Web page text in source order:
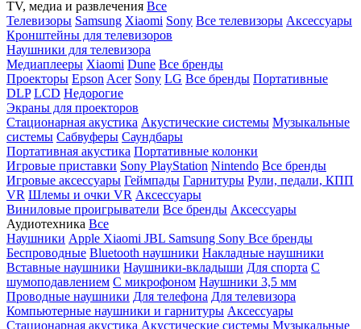
TV, медиа и развлечения Все
Телевизоры Samsung Xiaomi Sony Все телевизоры Аксессуары
Кронштейны для телевизоров
Наушники для телевизора
Медиаплееры Xiaomi Dune Все бренды
Проекторы Epson Acer Sony LG Все бренды Портативные
DLP LCD Недорогие
Экраны для проекторов
Стационарная акустика Акустические системы Музыкальные
системы Сабвуферы Саундбары
Портативная акустика Портативные колонки
Игровые приставки Sony PlayStation Nintendo Все бренды
Игровые аксессуары Геймпады Гарнитуры Рули, педали, КПП
VR Шлемы и очки VR Аксессуары
Виниловые проигрыватели Все бренды Аксессуары
Аудиотехника Все
Наушники Apple Xiaomi JBL Samsung Sony Все бренды
Беспроводные Bluetooth наушники Накладные наушники
Вставные наушники Наушники-вкладыши Для спорта С
шумоподавлением С микрофоном Наушники 3,5 мм
Проводные наушники Для телефона Для телевизора
Компьютерные наушники и гарнитуры Аксессуары
Стационарная акустика Акустические системы Музыкальные